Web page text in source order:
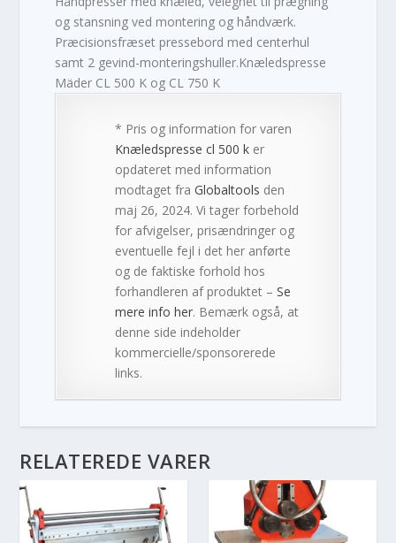
og stansning ved montering og håndværk.
Præcisionsfræset pressebord med centerhul
samt 2 gevind-monteringshuller.Knæledspresse
Mäder CL 500 K og CL 750 K
* Pris og information for varen
Knæledspresse cl 500 k er
opdateret med information
modtaget fraGlobaltools den
maj 26, 2024. Vi tager forbehold
for afvigelser, prisændringer og
eventuelle fejl i det her anførte
og de faktiske forhold hos
forhandleren af produktet –Se
mere info her. Bemærk også, at
denne side indeholder
kommercielle/sponsorerede
links.
RELATEREDE VARER